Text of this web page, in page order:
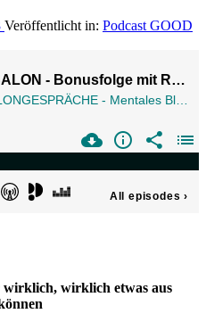
Veröffentlicht in: Podcast GOOD
wirklich, wirklich etwas aus